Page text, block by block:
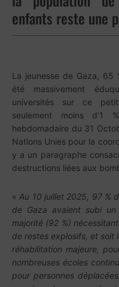
enfants reste une
La jeunesse de Gaza, 65
été massivement
universités sur ce
seulement moins d’1
hebdomadaire du 31
Nations Unies pour la
y a un paragraphe
destructions liées aux
«Au 10 juillet 2025, 97 %
de Gaza avaient subi
majorité (92 %)
de restes explosifs, et soit
réhabilitation majeure,
nombreuses écoles
pour personnes